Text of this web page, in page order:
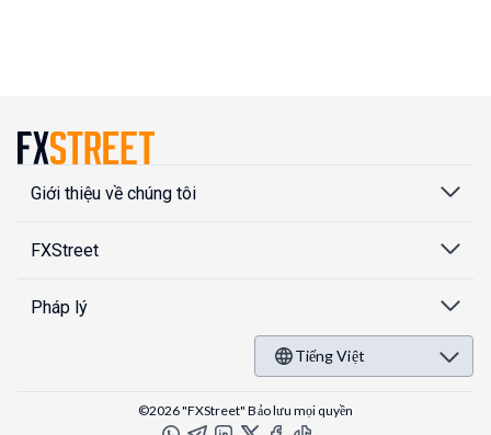
Giới thiệu về chúng tôi
FXStreet
Pháp lý
Tiếng Việt
©2026 "FXStreet" Bảo lưu mọi quyền